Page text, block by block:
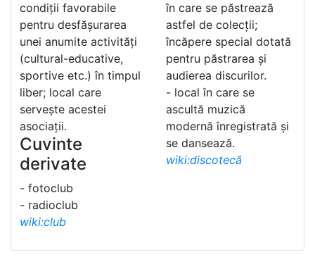
condiții favorabile
pentru desfășurarea
unei anumite activități
(cultural-educative,
sportive etc.) în timpul
liber; local care
servește acestei
asociații.
Cuvinte
derivate
- fotoclub
- radioclub
wiki:club
în care se păstrează
astfel de colecții;
încăpere special dotată
pentru păstrarea și
audierea discurilor.
- local în care se
ascultă muzică
modernă înregistrată și
se dansează.
wiki:discotecă